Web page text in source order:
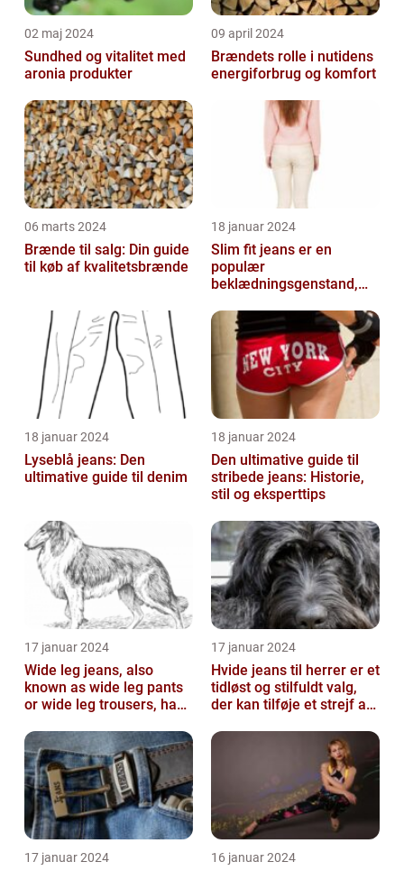
02 maj 2024
Sundhed og vitalitet med
aronia produkter
09 april 2024
Brændets rolle i nutidens
energiforbrug og komfort
06 marts 2024
Brænde til salg: Din guide
til køb af kvalitetsbrænde
18 januar 2024
Slim fit jeans er en
populær
beklædningsgenstand,
piger verden over
18 januar 2024
Lyseblå jeans: Den
ultimative guide til denim
18 januar 2024
Den ultimative guide til
stribede jeans: Historie,
stil og eksperttips
17 januar 2024
Wide leg jeans, also
known as wide leg pants
or wide leg trousers, have
fashion tre...
17 januar 2024
Hvide jeans til herrer er et
tidløst og stilfuldt valg,
der kan tilføje et strejf af
17 januar 2024 16 januar 2024